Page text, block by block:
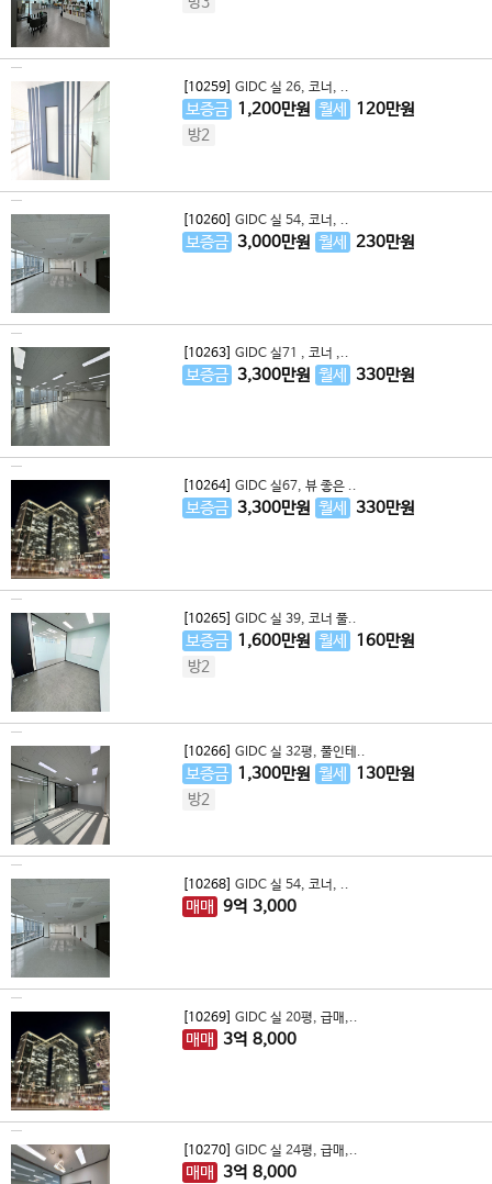
[10259] GIDC 실 26, 코너, ..
보증금 1,200만원 월세 120만원
방2
[10260] GIDC 실 54, 코너, ..
보증금 3,000만원 월세 230만원
[10263] GIDC 실71 , 코너 ,..
보증금 3,300만원 월세 330만원
[10264] GIDC 실67, 뷰 좋은 ..
보증금 3,300만원 월세 330만원
[10265] GIDC 실 39, 코너 풀..
보증금 1,600만원 월세 160만원
방2
[10266] GIDC 실 32평, 풀인테..
보증금 1,300만원 월세 130만원
방2
[10268] GIDC 실 54, 코너, ..
매매 9억 3,000
[10269] GIDC 실 20평, 급매,..
매매 3억 8,000
[10270] GIDC 실 24평, 급매,..
매매 3억 8,000